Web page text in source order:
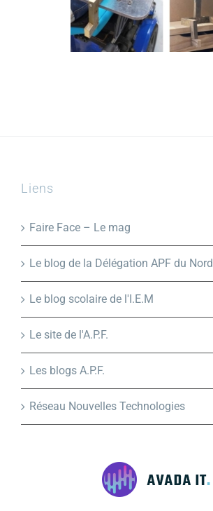
Liens
Faire Face – Le mag
Le blog de la Délégation APF du Nord
Le blog scolaire de l'I.E.M
Le site de l'A.P.F.
Les blogs A.P.F.
Réseau Nouvelles Technologies